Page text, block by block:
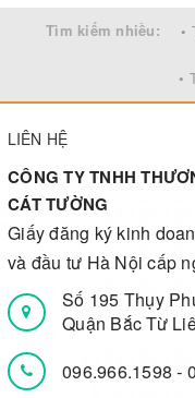
Tìm kiếm nhiều: •
•
LIÊN HỆ
CÔNG TY TNHH
CÁT TƯỜNG
Giấy đăng ký kinh
và đầu tư Hà Nội cấp
Số 195 Thụy
Quận Bắc Từ
096.966.1598-